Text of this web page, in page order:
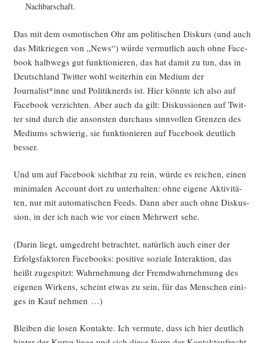
Nachbarschaft.
Das mit dem osmo­ti­schen Ohr am poli­ti­schen Dis­kurs (und auch
das Mit­krie­gen von „News“) wür­de ver­mut­lich auch ohne Face­
book halb­wegs gut funk­tio­nie­ren, das hat damit zu tun, das in
Deutsch­land Twit­ter wohl wei­ter­hin ein Medi­um der
Journalist*inne und Poli­tik­nerds ist. Hier könn­te ich also auf
Face­book ver­zich­ten. Aber auch da gilt: Dis­kus­sio­nen auf Twit­
ter sind durch die ansons­ten durch­aus sinn­vol­len Gren­zen des
Medi­ums schwie­rig, sie funk­tio­nie­ren auf Face­book deut­lich
besser.
Und um auf Face­book sicht­bar zu rein, wür­de es rei­chen, einen
mini­ma­len Account dort zu unter­hal­ten: ohne eige­ne Akti­vi­tä­
ten, nur mit auto­ma­ti­schen Feeds. Dann aber auch ohne Dis­kus­
si­on, in der ich nach wie vor einen Mehr­wert sehe.
(Dar­in liegt, umge­dreht betrach­tet, natür­lich auch einer der
Erfolgs­fak­to­ren Face­books: posi­ti­ve sozia­le Inter­ak­ti­on, das
heißt zuge­spitzt: Wahr­neh­mung der Fremd­wahr­neh­mung des
eige­nen Wir­kens, scheint etwas zu sein, für das Men­schen eini­
ges in Kauf nehmen …)
Blei­ben die losen Kon­tak­te. Ich ver­mu­te, dass ich hier deut­lich